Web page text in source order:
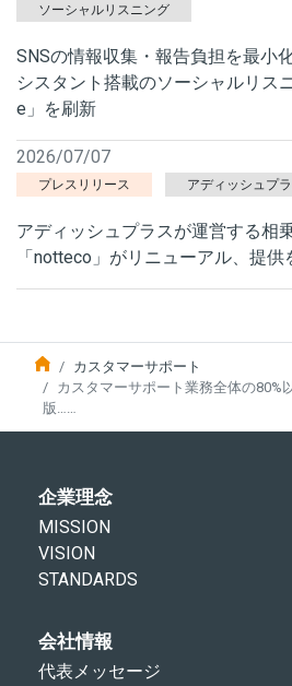
ソーシャルリスニング
SNSの情報収集・報告負担を最小
シスタント搭載のソーシャルリス
e」を刷新
2026/07/07
プレスリリース アディッシュプ
アディッシュプラスが運営する相
「notteco」がリニューアル、提供
カスタマーサポート
カスタマーサポート業務全体の80%
版……
企業理念
MISSION
VISION
STANDARDS
会社情報
代表メッセージ